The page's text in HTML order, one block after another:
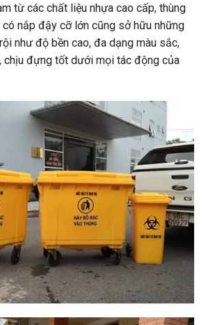
từ các chất liệu nhựa cao cấp, thùng
có nắp đậy cỡ lớn cũng sở hữu những
như độ bền cao, đa dạng màu sắc,
chịu đựng tốt dưới mọi tác động của